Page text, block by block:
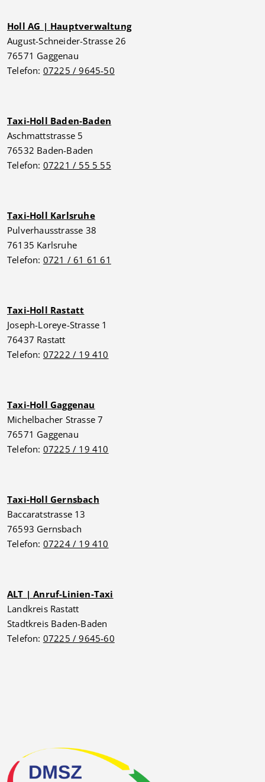
Holl AG | Hauptverwaltung
August-Schneider-Strasse 26
76571 Gaggenau
Telefon: 07225 / 9645-50
Taxi-Holl Baden-Baden
Aschmattstrasse 5
76532 Baden-Baden
Telefon: 07221 / 55 5 55
Taxi-Holl Karlsruhe
Pulverhausstrasse 38
76135 Karlsruhe
Telefon: 0721 / 61 61 61
Taxi-Holl Rastatt
Joseph-Loreye-Strasse 1
76437 Rastatt
Telefon: 07222 / 19 410
Taxi-Holl Gaggenau
Michelbacher Strasse 7
76571 Gaggenau
Telefon: 07225 / 19 410
Taxi-Holl Gernsbach
Baccaratstrasse 13
76593 Gernsbach
Telefon: 07224 / 19 410
ALT | Anruf-Linien-Taxi
Landkreis Rastatt
Stadtkreis Baden-Baden
Telefon: 07225 / 9645-60